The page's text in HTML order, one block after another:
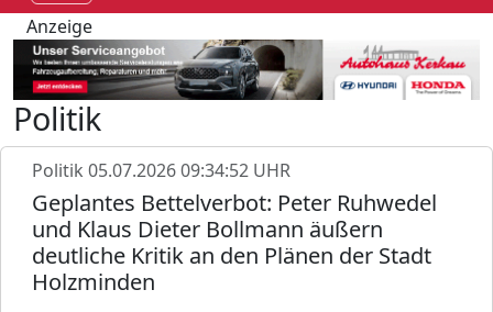
Anzeige
Politik
Politik 05.07.2026 09:34:52 UHR
Geplantes Bettelverbot: Peter Ruhwedel
und Klaus Dieter Bollmann äußern
deutliche Kritik an den Plänen der Stadt
Holzminden